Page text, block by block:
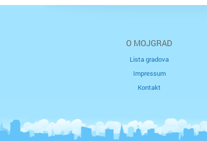
O MOJGRAD
Lista gradova
Impressum
Kontakt